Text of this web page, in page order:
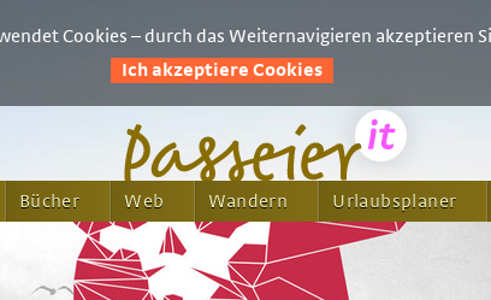
Bücher Web Wandern Urlaubsplaner
Cookies – durch das Weiternavigieren akzeptieren
Ich akzeptiere Cookies